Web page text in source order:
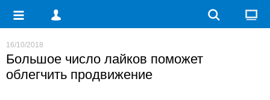
16/10/2018
Большое число лайков поможет
облегчить продвижение